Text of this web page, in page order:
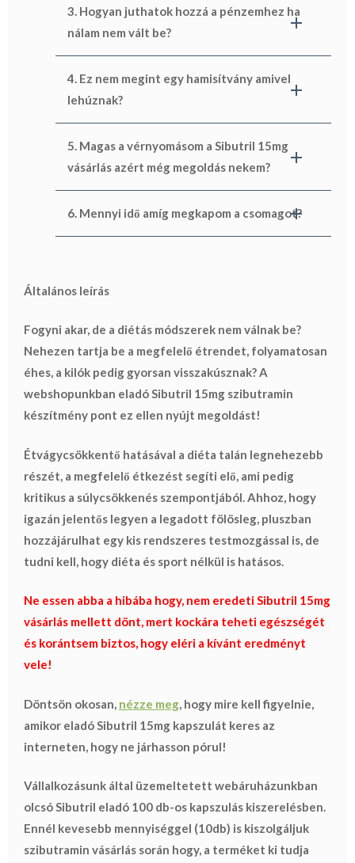
3. Hogyan juthatok hozzá a pénzemhez ha
nálam nem vált be?
4. Ez nem megint egy hamisítvány amivel
lehúznak?
5. Magas a vérnyomásom a Sibutril 15mg
vásárlás azért még megoldás nekem?
6. Mennyi idő amíg megkapom a csomagot?
Általános leírás
Fogyni akar, de a diétás módszerek nem válnak be?
Nehezen tartja be a megfelelő étrendet, folyamatosan
éhes, a kilók pedig gyorsan visszakúsznak? A
webshopunkban eladó Sibutril 15mg szibutramin
készítmény pont ez ellen nyújt megoldást!
Étvágycsökkentő hatásával a diéta talán legnehezebb
részét, a megfelelő étkezést segíti elő, ami pedig
kritikus a súlycsökkenés szempontjából. Ahhoz, hogy
igazán jelentős legyen a legadott fölösleg, pluszban
hozzájárulhat egy kis rendszeres testmozgással is, de
tudni kell, hogy diéta és sport nélkül is hatásos.
Ne essen abba a hibába hogy, nem eredeti Sibutril 15mg
vásárlás mellett dönt, mert kockára teheti egészségét
és korántsem biztos, hogy eléri a kívánt eredményt
vele!
Döntsön okosan, nézze meg, hogy mire kell figyelnie,
amikor eladó Sibutril 15mg kapszulát keres az
interneten, hogy ne járhasson pórul!
Vállalkozásunk által üzemeltetett webáruházunkban
olcsó Sibutril eladó 100 db-os kapszulás kiszerelésben.
Ennél kevesebb mennyiséggel (10db) is kiszolgáljuk
szibutramin vásárlás során hogy, a terméket ki tudja